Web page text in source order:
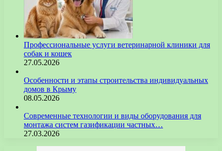
Профессиональные услуги ветеринарной клиники для
собак и кошек
27.05.2026
Особенности и этапы строительства индивидуальных
домов в Крыму
08.05.2026
Современные технологии и виды оборудования для
монтажа систем газификации частных…
27.03.2026